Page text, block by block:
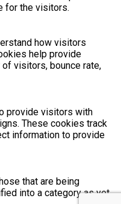
for the visitors.
how visitors
help provide
visitors, bounce rate,
provide visitors with
These cookies track
information to provide
that are being
into a category as yet.